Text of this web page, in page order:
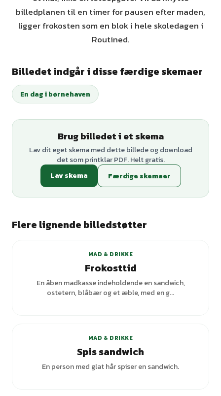
billedplanen til en timer for pausen efter maden,
ligger frokosten som en blok i hele skoledagen i
Routined.
Billedet indgår i disse færdige skemaer
En dag i børnehaven
Brug billedet i et skema
Lav dit eget skema med dette billede og download
det som printklar PDF. Helt gratis.
Lav skema
Færdige skemaer
Flere lignende billedstøtter
MAD & DRIKKE
Frokosttid
En åben madkasse indeholdende en sandwich,
ostetern, blåbær og et æble, med en g...
MAD & DRIKKE
Spis sandwich
En person med glat hår spiser en sandwich.